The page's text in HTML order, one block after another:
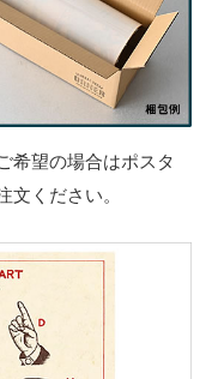
希望の場合はポスタ
文ください。